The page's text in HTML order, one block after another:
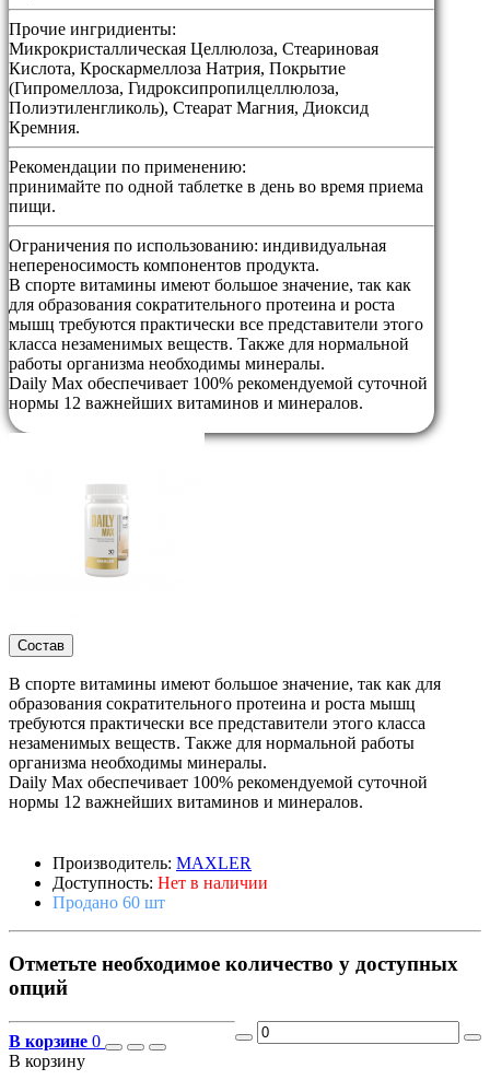
Прочие ингридиенты:
Микрокристаллическая Целлюлоза, Стеариновая
Кислота, Кроскармеллоза Натрия, Покрытие
(Гипромеллоза, Гидроксипропилцеллюлоза,
Полиэтиленгликоль), Стеарат Магния, Диоксид
Кремния.
Рекомендации по применению:
принимайте по одной таблетке в день во время приема
пищи.
Ограничения по использованию: индивидуальная
непереносимость компонентов продукта.
В спорте витамины имеют большое значение, так как
для образования сократительного протеина и роста
мышц требуются практически все представители этого
класса незаменимых веществ. Также для нормальной
работы организма необходимы минералы.
Daily Max обеспечивает 100% рекомендуемой суточной
нормы 12 важнейших витаминов и минералов.
Состав
В спорте витамины имеют большое значение, так как для
образования сократительного протеина и роста мышц
требуются практически все представители этого класса
незаменимых веществ. Также для нормальной работы
организма необходимы минералы.
Daily Max обеспечивает 100% рекомендуемой суточной
нормы 12 важнейших витаминов и минералов.
Производитель: MAXLER
Доступность: Нет в наличии
Продано 60 шт
Отметьте необходимое количество у доступных
опций
В корзине 0
В корзину